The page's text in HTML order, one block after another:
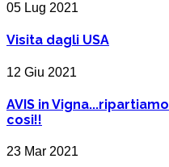
05 Lug 2021
Visita dagli USA
12 Giu 2021
AVIS in Vigna...ripartiamo
cosi!!
23 Mar 2021